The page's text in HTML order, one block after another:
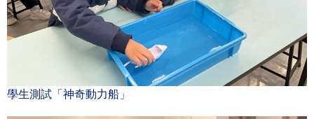
學生測試「神奇動力船」